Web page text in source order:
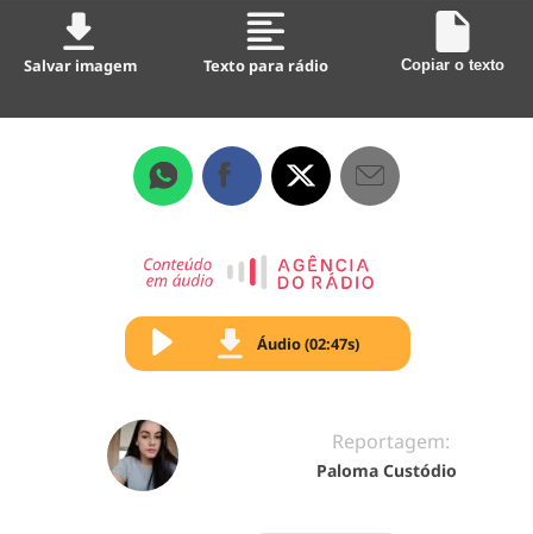
Salvar imagem Texto para rádio Copiar o texto
Áudio (02:47s)
Reportagem:
Paloma Custódio